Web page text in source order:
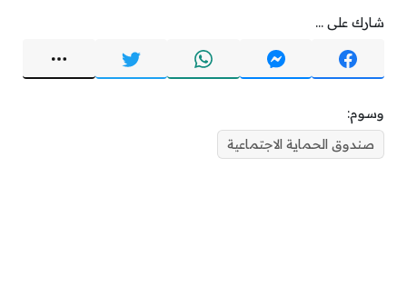
شارك على ...
وسوم:
صندوق الحماية الاجتماعية